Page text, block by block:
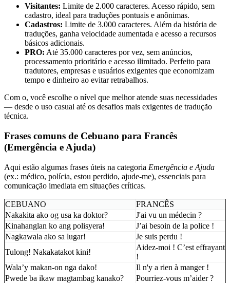
Visitantes: Limite de 2.000 caracteres. Acesso rápido, sem
cadastro, ideal para traduções pontuais e anônimas.
Cadastros: Limite de 3.000 caracteres. Além da história de
traduções, ganha velocidade aumentada e acesso a recursos
básicos adicionais.
PRO: Até 35.000 caracteres por vez, sem anúncios,
processamento prioritário e acesso ilimitado. Perfeito para
tradutores, empresas e usuários exigentes que economizam
tempo e dinheiro ao evitar retrabalhos.
Com o, você escolhe o nível que melhor atende suas necessidades
— desde o uso casual até os desafios mais exigentes de tradução
técnica.
Frases comuns de Cebuano para Francês
(Emergência e Ajuda)
Aqui estão algumas frases úteis na categoria Emergência e Ajuda
(ex.: médico, polícia, estou perdido, ajude-me), essenciais para
comunicação imediata em situações críticas.
CEBUANO
FRANCÊS
Nakakita ako og usa ka doktor?
J'ai vu un médecin ?
Kinahanglan ko ang polisyera!
J’ai besoin de la police !
Nagkawala ako sa lugar!
Je suis perdu !
Tulong! Nakakatakot kini!
Aidez-moi ! C’est effrayant
!
Wala’y makan-on nga dako!
Il n'y a rien à manger !
Pwede ba ikaw magtambag kanako?
Pourriez-vous m’aider ?